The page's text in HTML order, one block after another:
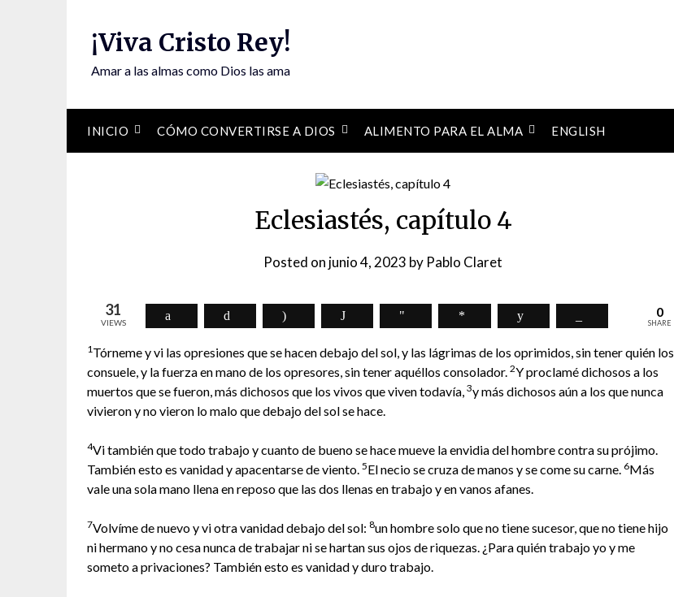
¡Viva Cristo Rey!
Amar a las almas como Dios las ama
INICIO CÓMO CONVERTIRSE A DIOS ALIMENTO PARA EL ALMA ENGLISH
Eclesiastés, capítulo 4
Posted on junio 4, 2023 by Pablo Claret
31
VIEWS
0
SHARE
1Tórneme y vi las opresiones que se hacen debajo del sol, y las lágrimas de los oprimidos, sin tener quién los
consuele, y la fuerza en mano de los opresores, sin tener aquéllos consolador. 2Y proclamé dichosos a los
muertos que se fueron, más dichosos que los vivos que viven todavía, 3y más dichosos aún a los que nunca
vivieron y no vieron lo malo que debajo del sol se hace.
4Vi también que todo trabajo y cuanto de bueno se hace mueve la envidia del hombre contra su prójimo.
También esto es vanidad y apacentarse de viento. 5El necio se cruza de manos y se come su carne. 6Más
vale una sola mano llena en reposo que las dos llenas en trabajo y en vanos afanes.
7Volvíme de nuevo y vi otra vanidad debajo del sol: 8un hombre solo que no tiene sucesor, que no tiene hijo
ni hermano y no cesa nunca de trabajar ni se hartan sus ojos de riquezas. ¿Para quién trabajo yo y me
someto a privaciones? También esto es vanidad y duro trabajo.